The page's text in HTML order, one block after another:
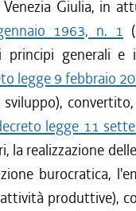
Venezia Giulia, in
1963, n. 1
principi generali
legge 9 febbraio
legge 11
la realizzazione
burocratica,
produttive),